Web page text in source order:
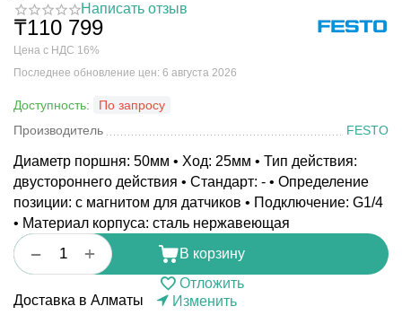
Написать отзыв
₸110 799
Цена с НДС 16%
Последнее обновление цен: 6 августа 2026
Доступность:
По запросу
Производитель
FESTO
Диаметр поршня: 50мм • Ход: 25мм • Тип действия:
двустороннего действия • Стандарт: - • Определение
позиции: с магнитом для датчиков • Подключение: G1/4
• Материал корпуса: сталь нержавеющая
+
−
В корзину
Отложить
Доставка в Алматы
Изменить